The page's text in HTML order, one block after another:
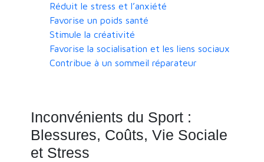
Réduit le stress et l’anxiété
Favorise un poids santé
Stimule la créativité
Favorise la socialisation et les liens sociaux
Contribue à un sommeil réparateur
Inconvénients du Sport :
Blessures, Coûts, Vie Sociale
et Stress